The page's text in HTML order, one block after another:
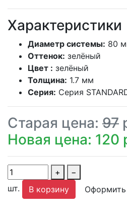
Характеристики
Диаметр системы: 80
Оттенок: зелёный
Цвет : зелёный
Толщина: 1.7 мм
Серия: Серия
Старая цена: 97
Новая цена: 120
+
−
шт.
В корзину Оформить